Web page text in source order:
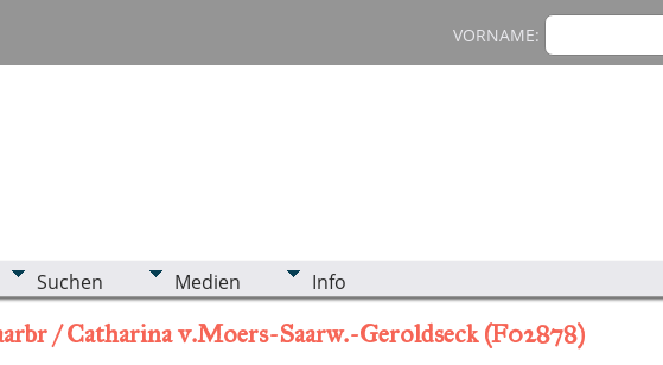
VORNAME:
Suchen Medien Info
/ Catharina v.Moers-Saarw.-Geroldseck (F02878)